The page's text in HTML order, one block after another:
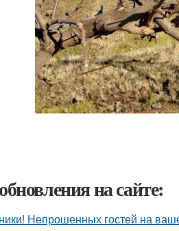
на сайте:
Непрошенных гостей на